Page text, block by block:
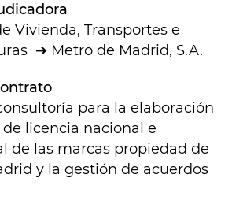
Vivienda, Transportes e
Metro de Madrid, S.A.
para la elaboración
licencia nacional e
de las marcas propiedad de
y la gestión de acuerdos